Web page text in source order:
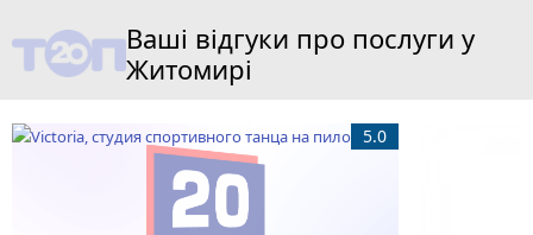
Ваші відгуки про послуги у
Житомирі
5.0